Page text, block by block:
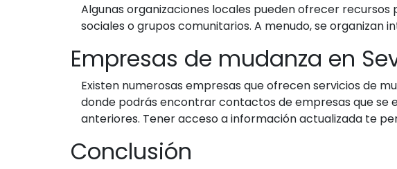
Algunas organizaciones locales pueden ofrecer
sociales o grupos comunitarios. A menudo, se organizan
Empresas de mudanza en
Existen numerosas empresas que ofrecen servicios de
donde podrás encontrar contactos de empresas que se
anteriores. Tener acceso a información actualizada te
Conclusión